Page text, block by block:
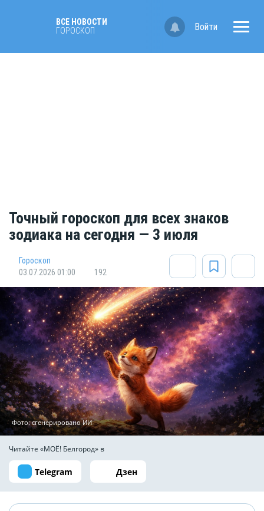
ВСЕ НОВОСТИ
ГОРОСКОП
Войти
Точный гороскоп для всех знаков
зодиака на сегодня — 3 июля
Гороскоп
03.07.2026 01:00
192
Фото: сгенерировано ИИ
Читайте «МОЁ! Белгород» в
Telegram Дзен